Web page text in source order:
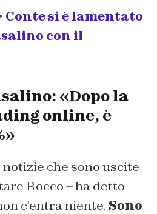
Conte si è lamentato
con il
«Dopo la
online, è
che sono uscite
Rocco – ha detto
c’entra niente. Sono